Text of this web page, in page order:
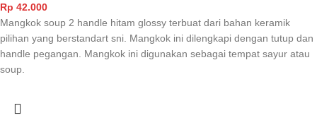
Rp 42.000
Mangkok soup 2 handle hitam glossy terbuat dari bahan keramik
pilihan yang berstandart sni. Mangkok ini dilengkapi dengan tutup dan
handle pegangan. Mangkok ini digunakan sebagai tempat sayur atau
soup.